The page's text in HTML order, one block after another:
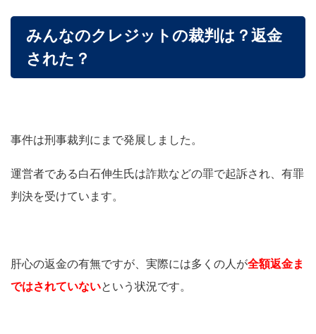
みんなのクレジットの裁判は？返金
された？
事件は刑事裁判にまで発展しました。
運営者である白石伸生氏は詐欺などの罪で起訴され、有罪
判決を受けています。
肝心の返金の有無ですが、実際には多くの人が全額返金ま
ではされていないという状況です。